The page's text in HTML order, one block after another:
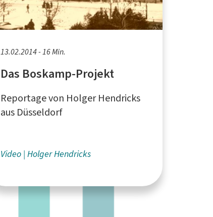
13.02.2014 - 16 Min.
Das Boskamp-Projekt
Reportage von Holger Hendricks
aus Düsseldorf
Video Holger Hendricks